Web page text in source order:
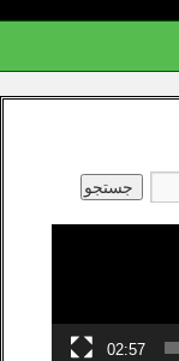
02:57